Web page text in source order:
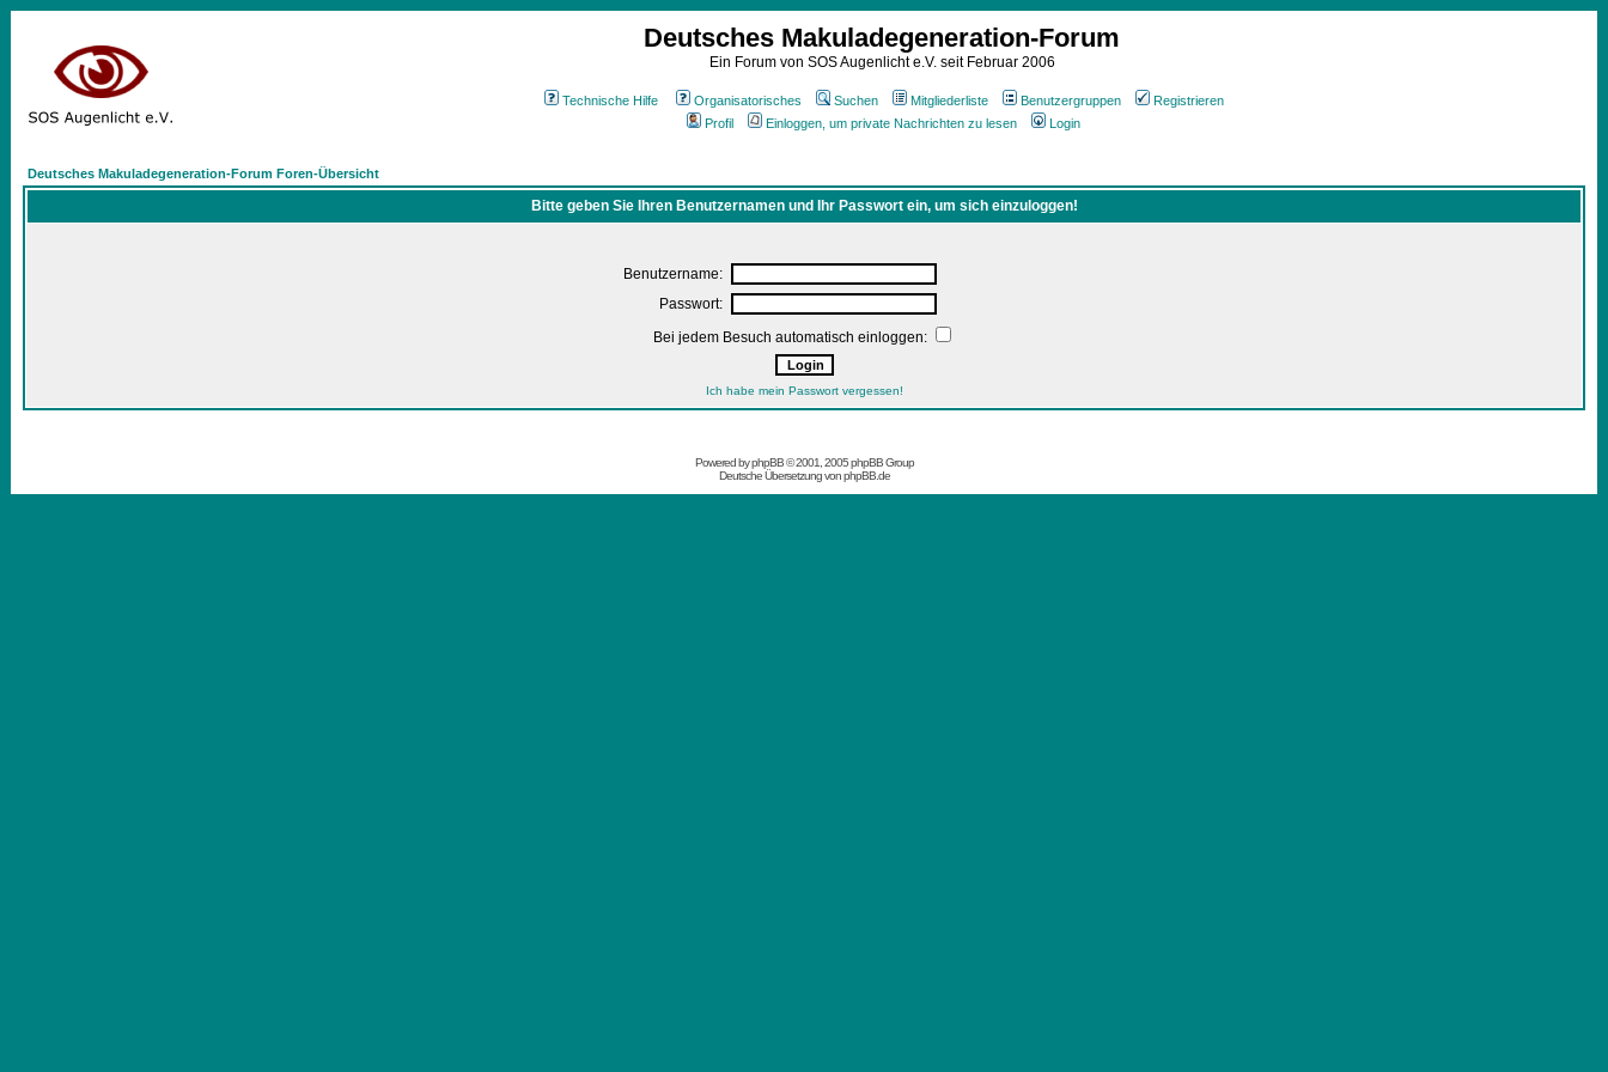
Deutsches Makuladegeneration-Forum
Ein Forum von SOS Augenlicht e.V. seit Februar 2006
Technische Hilfe Organisatorisches Suchen Mitgliederliste Benutzergruppen
Registrieren
Profil
Einloggen, um private Nachrichten zu lesen Login
Deutsches Makuladegeneration-Forum Foren-Übersicht
Bitte geben Sie Ihren Benutzernamen und Ihr Passwort ein, um sich einzuloggen!
Benutzername:
Passwort:
Bei jedem Besuch automatisch einloggen:
Ich habe mein Passwort vergessen!
Powered byphpBB© 2001, 2005 phpBB Group
Deutsche Übersetzung vonphpBB.de